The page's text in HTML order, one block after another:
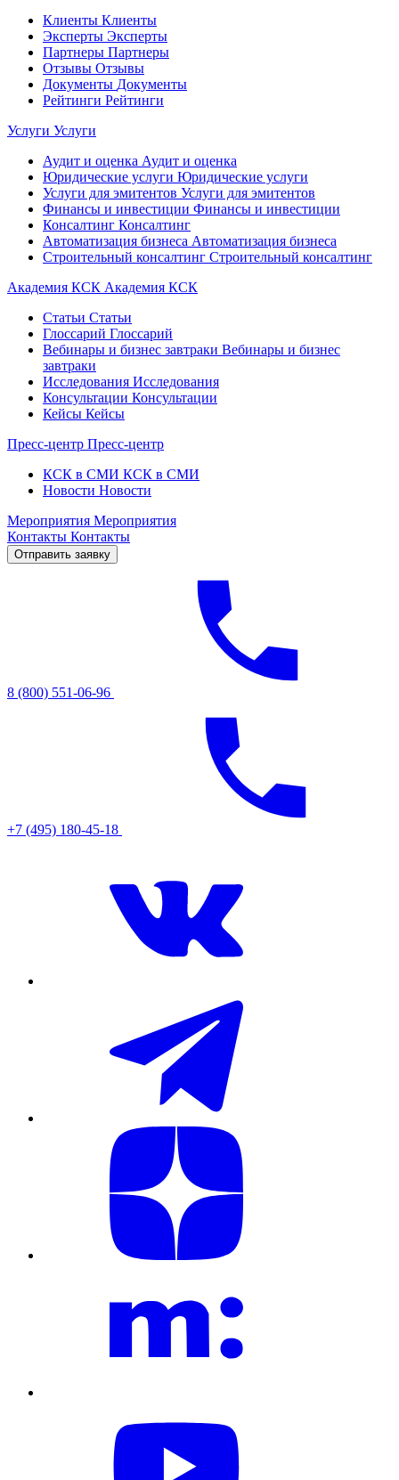
Клиенты Клиенты
Эксперты Эксперты
Партнеры Партнеры
Отзывы Отзывы
Документы Документы
Рейтинги Рейтинги
Услуги Услуги
Аудит и оценка Аудит и оценка
Юридические услуги Юридические услуги
Услуги для эмитентов Услуги для эмитентов
Финансы и инвестиции Финансы и инвестиции
Консалтинг Консалтинг
Автоматизация бизнеса Автоматизация бизнеса
Строительный консалтинг Строительный консалтинг
Академия КСК Академия КСК
Статьи Статьи
Глоссарий Глоссарий
Вебинары и бизнес завтраки Вебинары и бизнес
завтраки
Исследования Исследования
Консультации Консультации
Кейсы Кейсы
Пресс-центр Пресс-центр
КСК в СМИ КСК в СМИ
Новости Новости
Мероприятия Мероприятия
Контакты Контакты
Отправить заявку
8 (800) 551-06-96
+7 (495) 180-45-18